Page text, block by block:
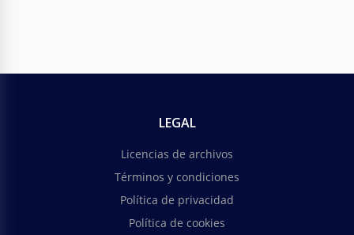
LEGAL
Licencias de archivos
Términos y condiciones
Política de privacidad
Política de cookies